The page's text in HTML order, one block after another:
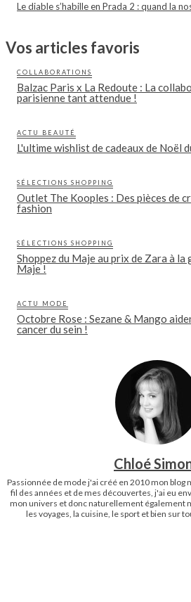
Le diable s’habille en Prada 2 : quand la
Vos articles favoris
COLLABORATIONS
Balzac Paris x La Redoute : La
parisienne tant attendue !
ACTU BEAUTÉ
L'ultime wishlist de cadeaux de Noël
SÉLECTIONS SHOPPING
Outlet The Kooples : Des pièces de
fashion
SÉLECTIONS SHOPPING
Shoppez du Maje au prix de Zara à
Maje !
ACTU MODE
Octobre Rose : Sezane & Mango
cancer du sein !
Chloé
Passionnée de mode j'ai créé en 2010 mon blog
fil des années et de mes découvertes, j'ai eu
mon univers et donc naturellement également
les voyages, la cuisine, le sport et bien sur